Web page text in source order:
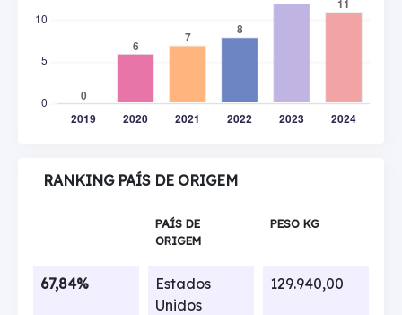
RANKING PAÍS DE ORIGEM
PAÍS DE
ORIGEM
PESO KG
67,84%
Estados
Unidos
129.940,00